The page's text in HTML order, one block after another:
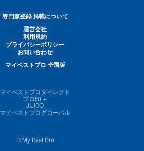
専門家登録·掲載について
運営会社
利用規約
プライバシーポリシー
お問い合わせ
マイベストプロ 全国版
マイベストプロダイレクト
プロ50＋
JIJICO
マイベストプログローバル
© My Best Pro